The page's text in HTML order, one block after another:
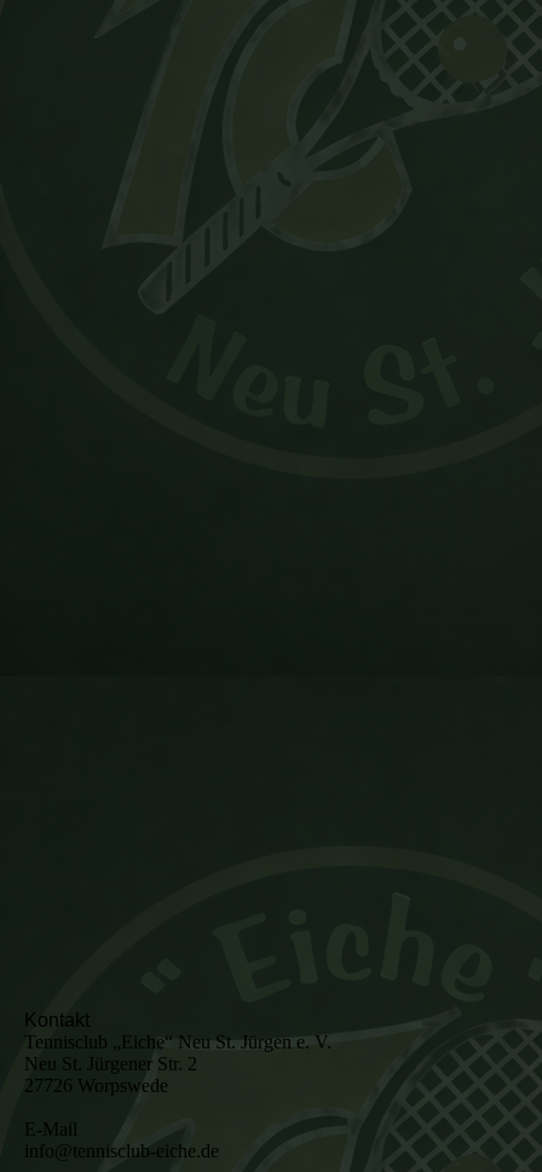
Kontakt
Tennisclub „Eiche“ Neu St. Jürgen e. V.
Neu St. Jürgener Str. 2
27726 Worpswede
E-Mail
info@tennisclub-eiche.de